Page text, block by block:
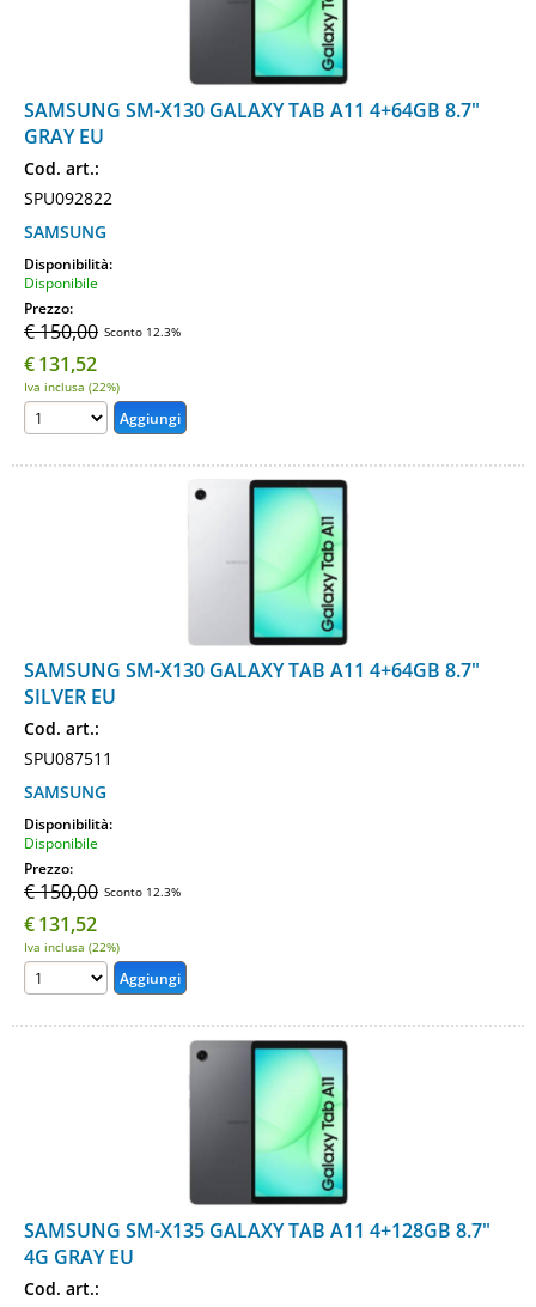
SAMSUNG SM-X130 GALAXY TAB A11 4+64GB 8.7"
GRAY EU
Cod. art.:
SPU092822
SAMSUNG
Disponibilità:
Disponibile
Prezzo:
€ 150,00 Sconto 12.3%
€131,52
Iva inclusa (22%)
SAMSUNG SM-X130 GALAXY TAB A11 4+64GB 8.7"
SILVER EU
Cod. art.:
SPU087511
SAMSUNG
Disponibilità:
Disponibile
Prezzo:
€ 150,00 Sconto 12.3%
€131,52
Iva inclusa (22%)
SAMSUNG SM-X135 GALAXY TAB A11 4+128GB 8.7"
4G GRAY EU
Cod. art.: